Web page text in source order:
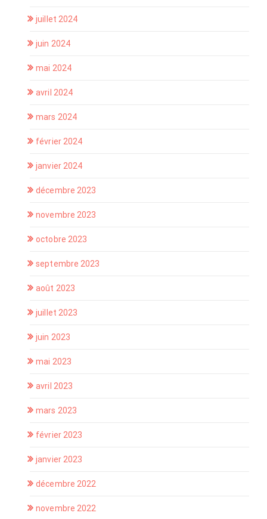
juillet 2024
juin 2024
mai 2024
avril 2024
mars 2024
février 2024
janvier 2024
décembre 2023
novembre 2023
octobre 2023
septembre 2023
août 2023
juillet 2023
juin 2023
mai 2023
avril 2023
mars 2023
février 2023
janvier 2023
décembre 2022
novembre 2022